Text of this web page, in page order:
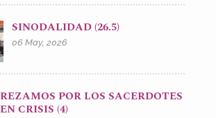
SINODALIDAD (26.5)
06 May, 2026
REZAMOS POR LOS SACERDOTES
EN CRISIS (4)